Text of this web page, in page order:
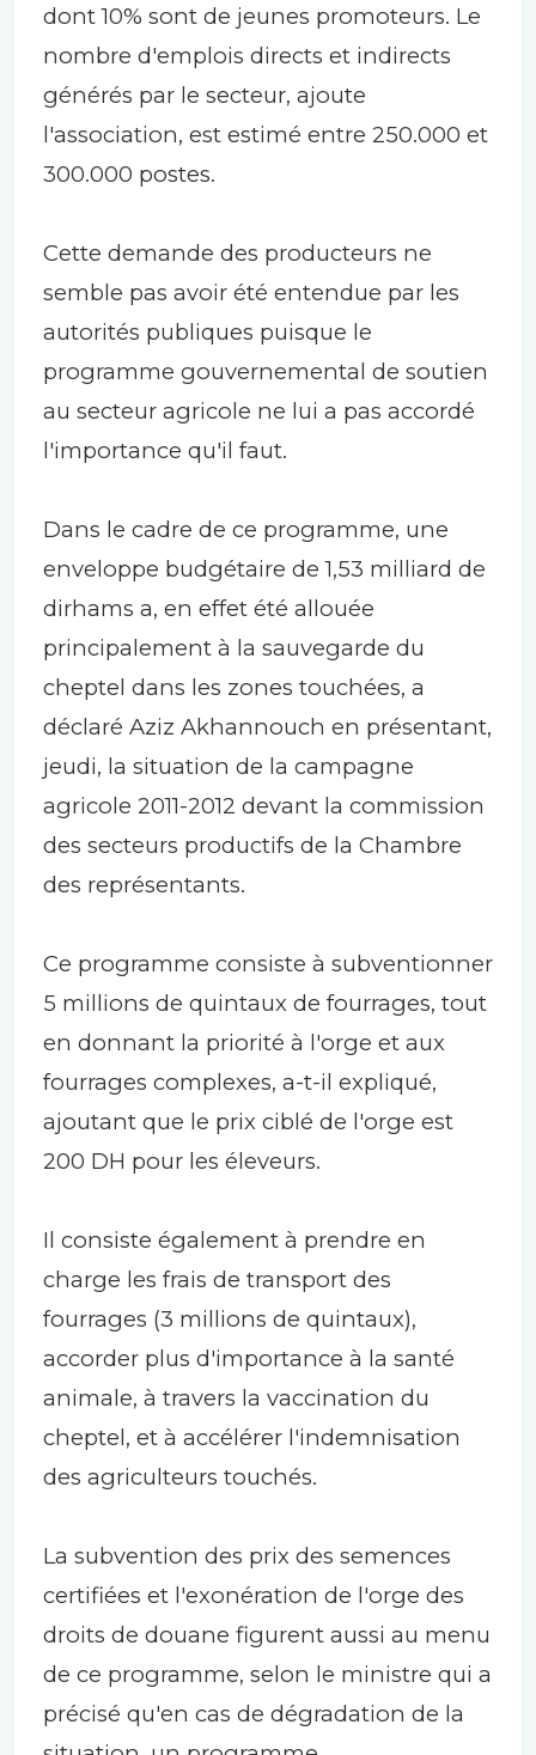
dont 10% sont de jeunes promoteurs. Le
nombre d'emplois directs et indirects
générés par le secteur, ajoute
l'association, est estimé entre 250.000 et
300.000 postes.
Cette demande des producteurs ne
semble pas avoir été entendue par les
autorités publiques puisque le
programme gouvernemental de soutien
au secteur agricole ne lui a pas accordé
l'importance qu'il faut.
Dans le cadre de ce programme, une
enveloppe budgétaire de 1,53 milliard de
dirhams a, en effet été allouée
principalement à la sauvegarde du
cheptel dans les zones touchées, a
déclaré Aziz Akhannouch en présentant,
jeudi, la situation de la campagne
agricole 2011-2012 devant la commission
des secteurs productifs de la Chambre
des représentants.
Ce programme consiste à subventionner
5 millions de quintaux de fourrages, tout
en donnant la priorité à l'orge et aux
fourrages complexes, a-t-il expliqué,
ajoutant que le prix ciblé de l'orge est
200 DH pour les éleveurs.
Il consiste également à prendre en
charge les frais de transport des
fourrages (3 millions de quintaux),
accorder plus d'importance à la santé
animale, à travers la vaccination du
cheptel, et à accélérer l'indemnisation
des agriculteurs touchés.
La subvention des prix des semences
certifiées et l'exonération de l'orge des
droits de douane figurent aussi au menu
de ce programme, selon le ministre qui a
précisé qu'en cas de dégradation de la